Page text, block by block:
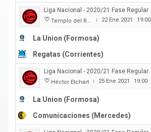
Liga Nacional - 2020/21 Fase Regular
Templo del Rock | 22 Ene 2021 19:00
La Union (Formosa)
Regatas (Corrientes)
Liga Nacional - 2020/21 Fase Regular
Héctor Etchart | 25 Ene 2021 19:00
La Union (Formosa)
Comunicaciones (Mercedes)